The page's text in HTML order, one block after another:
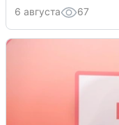
6 августа 67